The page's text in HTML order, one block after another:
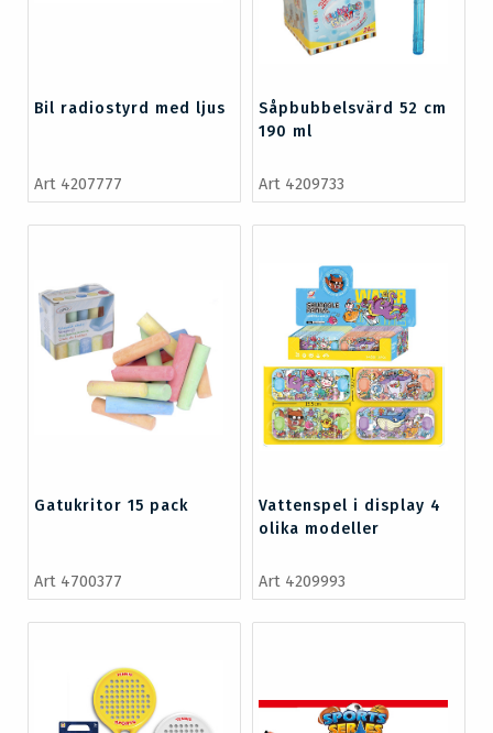
Bil radiostyrd med ljus
Art 4207777
Såpbubbelsvärd 52 cm
190 ml
Art 4209733
Gatukritor 15 pack
Art 4700377
Vattenspel i display 4
olika modeller
Art 4209993